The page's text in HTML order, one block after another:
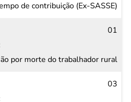
de contribuição (Ex-SASSE)
01
por morte do trabalhador rural
03